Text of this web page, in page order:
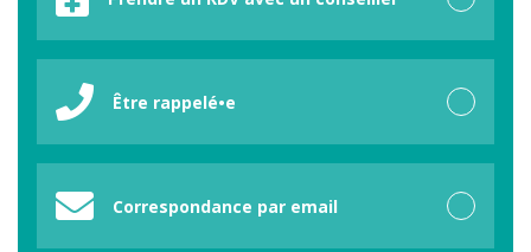
Être rappelé•e
Correspondance par email